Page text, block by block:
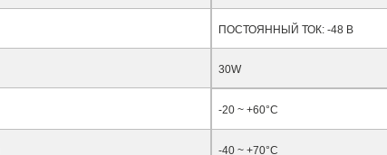
ПОСТОЯННЫЙ ТОК: -48 В
30W
-20 ~ +60°C
-40 ~ +70°C